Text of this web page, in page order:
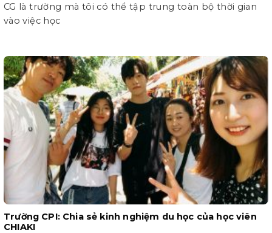
CG là trường mà tôi có thể tập trung toàn bộ thời gian
vào việc học
Trường CPI: Chia sẻ kinh nghiệm du học của học viên
CHIAKI